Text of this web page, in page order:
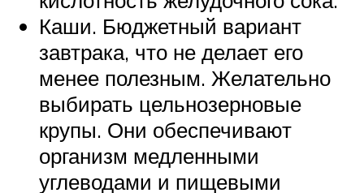
Каши. Бюджетный вариант
завтрака, что не делает его
менее полезным. Желательно
выбирать цельнозерновые
крупы. Они обеспечивают
организм медленными
углеводами и пищевыми